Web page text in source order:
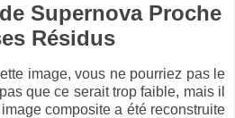
Supernova Proche
Résidus
image, vous ne pourriez pas le
que ce serait trop faible, mais il
composite a été reconstruite